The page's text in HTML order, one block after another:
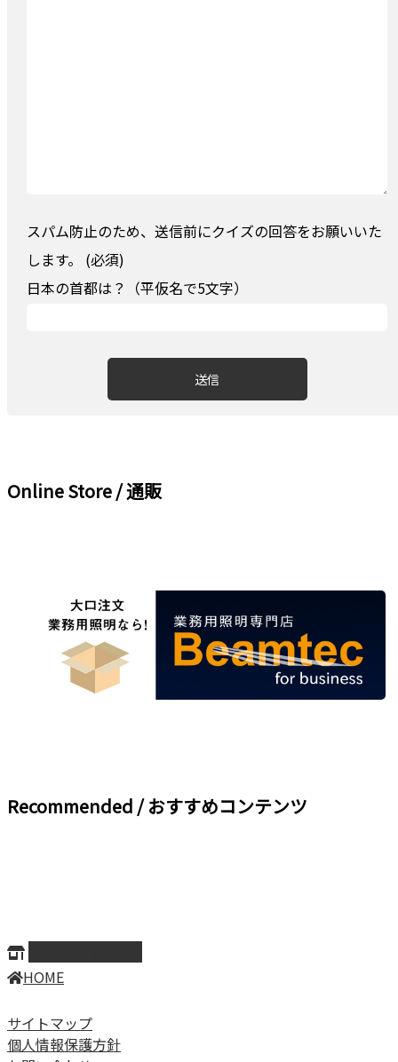
スパム防止のため、送信前にクイズの回答をお願いいた
します。 (必須)
日本の首都は？（平仮名で5文字）
Online Store / 通販
Recommended / おすすめコンテンツ
HOME
サイトマップ
個人情報保護方針